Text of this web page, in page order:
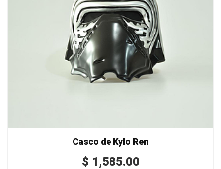
Casco de Kylo Ren
$ 1,585.00